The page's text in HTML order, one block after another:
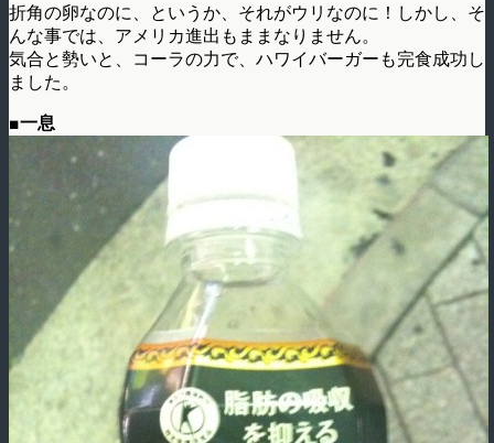
折角の卵なのに、というか、それがウリなのに！しかし、そ
んな事では、アメリカ進出もままなりません。
気合と勢いと、コーラの力で、ハワイバーガーも完食成功し
ました。
■一息